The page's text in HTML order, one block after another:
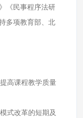
《民事程序法研
多项教育部、北
高课程教学质量
式改革的短期及